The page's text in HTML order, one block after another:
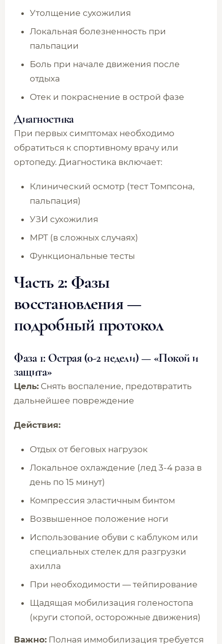
Утолщение сухожилия
Локальная болезненность при
пальпации
Боль при начале движения после
отдыха
Отек и покраснение в острой фазе
Диагностика
При первых симптомах необходимо
обратиться к спортивному врачу или
ортопеду. Диагностика включает:
Клинический осмотр (тест Томпсона,
пальпация)
УЗИ сухожилия
МРТ (в сложных случаях)
Функциональные тесты
Часть 2: Фазы
восстановления —
подробный протокол
Фаза 1: Острая (0-2 недели) — «Покой и
защита»
Цель: Снять воспаление, предотвратить
дальнейшее повреждение
Действия:
Отдых от беговых нагрузок
Локальное охлаждение (лед 3-4 раза в
день по 15 минут)
Компрессия эластичным бинтом
Возвышенное положение ноги
Использование обуви с каблуком или
специальных стелек для разгрузки
ахилла
При необходимости — тейпирование
Щадящая мобилизация голеностопа
(круги стопой, осторожные движения)
Важно: Полная иммобилизация требуется